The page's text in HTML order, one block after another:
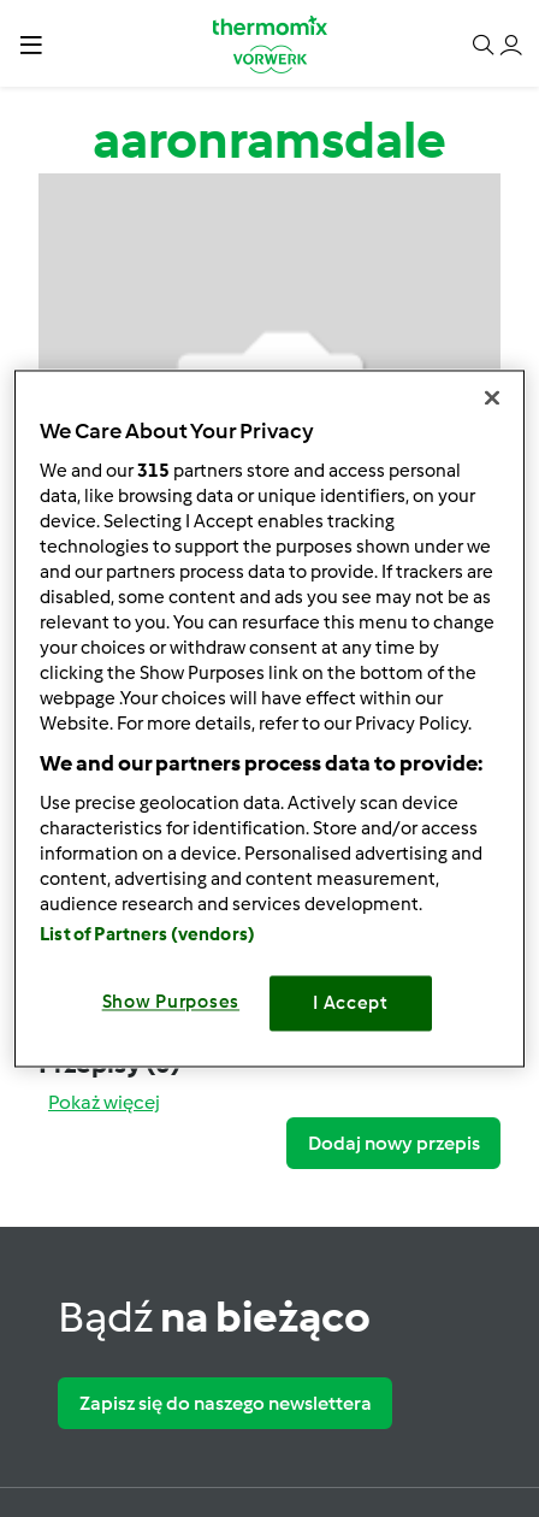
aaronramsdale
Obserwuj Block
aaronramsdale
Który model Thermomix ® posiadasz?
tm6
Komentarze
Przepisy(0)
Pokaż więcej
Dodaj nowy przepis
Bądźna bieżąco
Zapisz się do naszego newslettera
We Care About Your Privacy
We and our315 partners store and access personal
data, like browsing data or unique identifiers, on your
device. Selecting I Accept enables tracking
technologies to support the purposes shown under we
and our partners process data to provide. If trackers are
disabled, some content and ads you see may not be as
relevant to you. You can resurface this menu to change
your choices or withdraw consent at any time by
clicking the Show Purposes link on the bottom of the
webpage .Your choices will have effect within our
Website. For more details, refer to our Privacy Policy.
We and our partners process data to provide:
Use precise geolocation data. Actively scan device
characteristics for identification. Store and/or access
information on a device. Personalised advertising and
content, advertising and content measurement,
audience research and services development.
List of Partners (vendors)
Show Purposes I Accept